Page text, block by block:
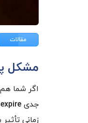
مقالات
مشکل
اگر شما
جدی expire
زمانی